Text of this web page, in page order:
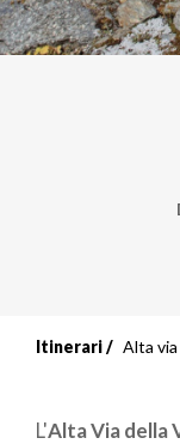
Itinerari Alta via
L'Alta Via della